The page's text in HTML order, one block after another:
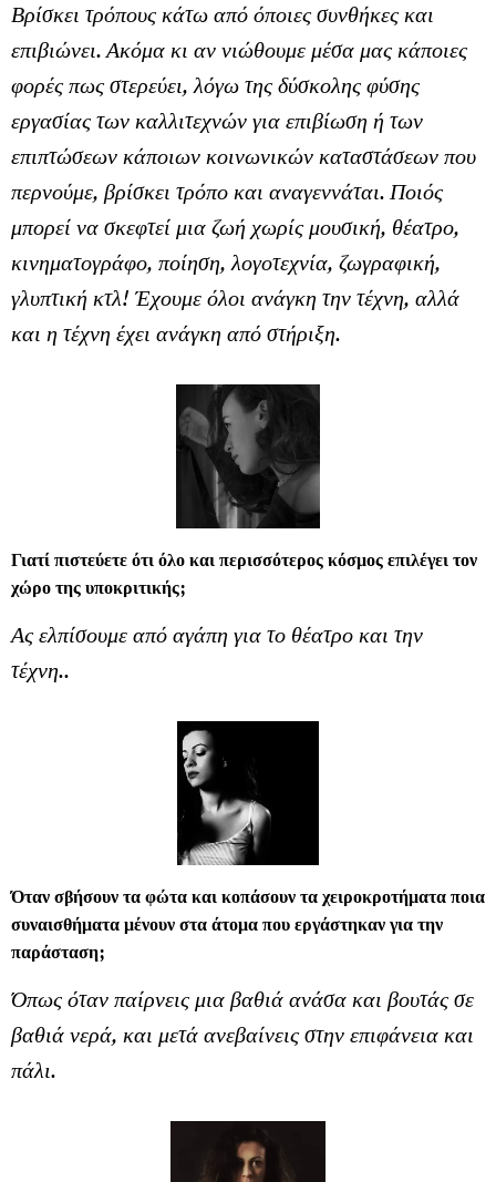
Βρίσκει τρόπους κάτω από όποιες συνθήκες και
επιβιώνει. Ακόμα κι αν νιώθουμε μέσα μας κάποιες
φορές πως στερεύει, λόγω της δύσκολης φύσης
εργασίας των καλλιτεχνών για επιβίωση ή των
επιπτώσεων κάποιων κοινωνικών καταστάσεων που
περνούμε, βρίσκει τρόπο και αναγεννάται. Ποιός
μπορεί να σκεφτεί μια ζωή χωρίς μουσική, θέατρο,
κινηματογράφο, ποίηση, λογοτεχνία, ζωγραφική,
γλυπτική κτλ! Έχουμε όλοι ανάγκη την τέχνη, αλλά
και η τέχνη έχει ανάγκη από στήριξη.
Γιατί πιστεύετε ότι όλο και περισσότερος κόσμος επιλέγει τον
χώρο της υποκριτικής;
Ας ελπίσουμε από αγάπη για το θέατρο και την
τέχνη..
Όταν σβήσουν τα φώτα και κοπάσουν τα χειροκροτήματα ποια
συναισθήματα μένουν στα άτομα που εργάστηκαν για την
παράσταση;
Όπως όταν παίρνεις μια βαθιά ανάσα και βουτάς σε
βαθιά νερά, και μετά ανεβαίνεις στην επιφάνεια και
πάλι.